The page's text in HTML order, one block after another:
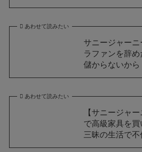
あわせて読みたい
サニージャーニ
ラファンを辞
儲からないから
あわせて読みたい
【サニージャ
で高級家具を
三昧の生活で不